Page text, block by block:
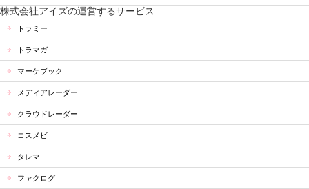
株式会社アイズの運営するサービス
トラミー
トラマガ
マーケブック
メディアレーダー
クラウドレーダー
コスメビ
タレマ
ファクログ